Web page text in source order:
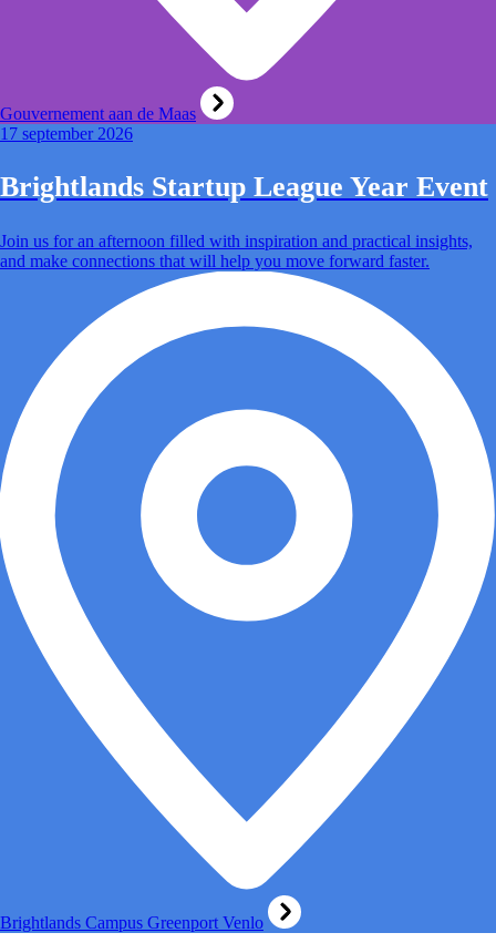
Gouvernement aan de Maas
17 september 2026
Brightlands Startup League Year Event
Join us for an afternoon filled with inspiration and practical insights,
and make connections that will help you move forward faster.
Brightlands Campus Greenport Venlo